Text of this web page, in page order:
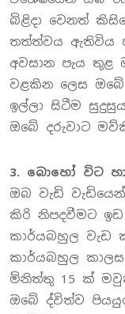
බිළිදා වෙනත්
තත්ත්වය ඇතිවිය
අවසාන පැය
වළකින ලෙස ඔබේ
ඉල්ලා සිටීම
ඔබේ දරුවාට
3. බොහෝ විට
ඔබ වැඩි
කිරි නිපදවීමට
කාර්යබහුල වැඩ
කාර්යබහුල
මිනිත්තු 15 ක්
ඔබේ ද්විත්ව